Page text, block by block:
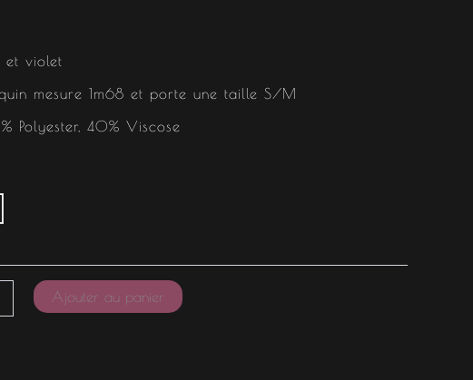
et violet
mesure 1m68 et porte une taille S/M
Polyester, 40% Viscose
Ajouter au panier